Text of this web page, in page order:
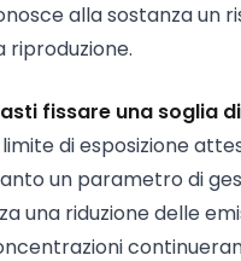
alla sostanza un
riproduzione.
fissare una soglia di
di esposizione
un parametro di
una riduzione delle